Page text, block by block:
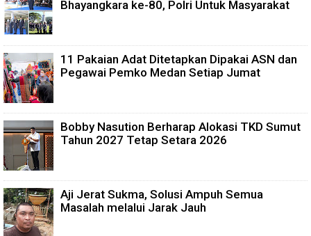
Bhayangkara ke-80, Polri Untuk Masyarakat
11 Pakaian Adat Ditetapkan Dipakai ASN dan
Pegawai Pemko Medan Setiap Jumat
Bobby Nasution Berharap Alokasi TKD Sumut
Tahun 2027 Tetap Setara 2026
Aji Jerat Sukma, Solusi Ampuh Semua
Masalah melalui Jarak Jauh